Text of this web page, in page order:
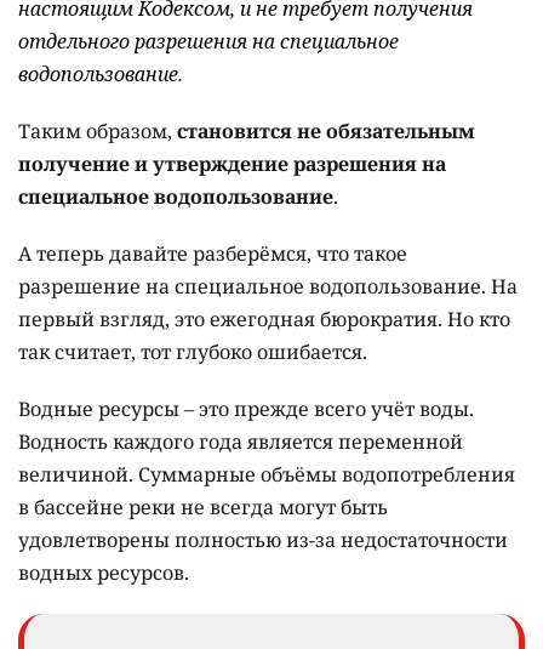
настоящим Кодексом, и не требует получения
отдельного разрешения на специальное
водопользование.
Таким образом, становится не обязательным
получение и утверждение разрешения на
специальное водопользование.
А теперь давайте разберёмся, что такое
разрешение на специальное водопользование. На
первый взгляд, это ежегодная бюрократия. Но кто
так считает, тот глубоко ошибается.
Водные ресурсы – это прежде всего учёт воды.
Водность каждого года является переменной
величиной. Суммарные объёмы водопотребления
в бассейне реки не всегда могут быть
удовлетворены полностью из-за недостаточности
водных ресурсов.